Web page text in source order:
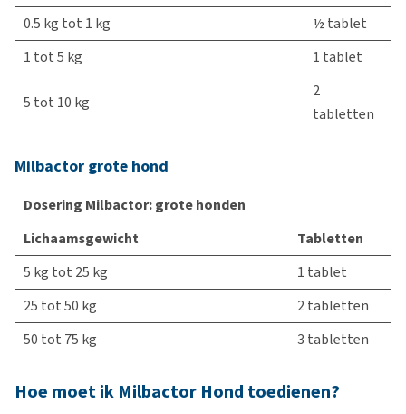
0.5 kg tot 1 kg
½ tablet
1 tot 5 kg
1 tablet
5 tot 10 kg
2
tabletten
Milbactor grote hond
Dosering Milbactor: grote honden
Lichaamsgewicht
Tabletten
5 kg tot 25 kg
1 tablet
25 tot 50 kg
2 tabletten
50 tot 75 kg
3 tabletten
Hoe moet ik Milbactor Hond toedienen?